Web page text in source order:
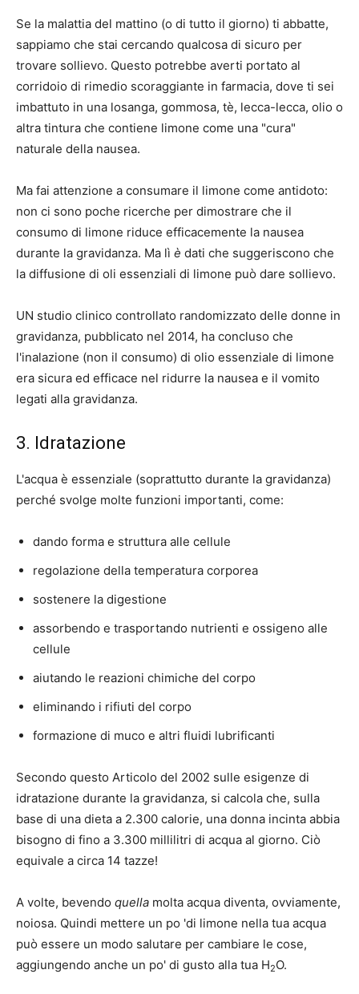
Se la malattia del mattino (o di tutto il giorno) ti abbatte,
sappiamo che stai cercando qualcosa di sicuro per
trovare sollievo. Questo potrebbe averti portato al
corridoio di rimedio scoraggiante in farmacia, dove ti sei
imbattuto in una losanga, gommosa, tè, lecca-lecca, olio o
altra tintura che contiene limone come una "cura"
naturale della nausea.
Ma fai attenzione a consumare il limone come antidoto:
non ci sono poche ricerche per dimostrare che il
consumo di limone riduce efficacemente la nausea
durante la gravidanza. Ma lì è dati che suggeriscono che
la diffusione di oli essenziali di limone può dare sollievo.
UN studio clinico controllato randomizzato delle donne in
gravidanza, pubblicato nel 2014, ha concluso che
l'inalazione (non il consumo) di olio essenziale di limone
era sicura ed efficace nel ridurre la nausea e il vomito
legati alla gravidanza.
3. Idratazione
L'acqua è essenziale (soprattutto durante la gravidanza)
perché svolge molte funzioni importanti, come:
dando forma e struttura alle cellule
regolazione della temperatura corporea
sostenere la digestione
assorbendo e trasportando nutrienti e ossigeno alle
cellule
aiutando le reazioni chimiche del corpo
eliminando i rifiuti del corpo
formazione di muco e altri fluidi lubrificanti
Secondo questo Articolo del 2002 sulle esigenze di
idratazione durante la gravidanza, si calcola che, sulla
base di una dieta a 2.300 calorie, una donna incinta abbia
bisogno di fino a 3.300 millilitri di acqua al giorno. Ciò
equivale a circa 14 tazze!
A volte, bevendo quella molta acqua diventa, ovviamente,
noiosa. Quindi mettere un po 'di limone nella tua acqua
può essere un modo salutare per cambiare le cose,
aggiungendo anche un po' di gusto alla tua H2O.